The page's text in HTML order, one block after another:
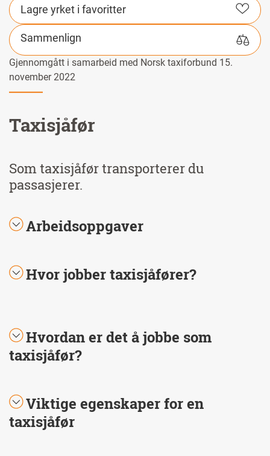
Lagre yrket i favoritter
Sammenlign
Gjennomgått i samarbeid med Norsk taxiforbund 15.
november 2022
Taxisjåfør
Som taxisjåfør transporterer du
passasjerer.
Arbeidsoppgaver
Hvor jobber taxisjåfører?
Hvordan er det å jobbe som
taxisjåfør?
Viktige egenskaper for en
taxisjåfør